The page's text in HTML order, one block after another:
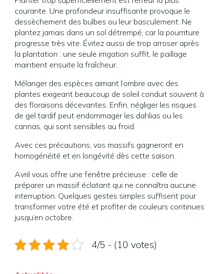
courante. Une profondeur insuffisante provoque le
dessèchement des bulbes ou leur basculement. Ne
plantez jamais dans un sol détrempé, car la pourriture
progresse très vite. Évitez aussi de trop arroser après
la plantation : une seule irrigation suffit, le paillage
maintient ensuite la fraîcheur.
Mélanger des espèces aimant l’ombre avec des
plantes exigeant beaucoup de soleil conduit souvent à
des floraisons décevantes. Enfin, négliger les risques
de gel tardif peut endommager les dahlias ou les
cannas, qui sont sensibles au froid.
Avec ces précautions, vos massifs gagneront en
homogénéité et en longévité dès cette saison.
Avril vous offre une fenêtre précieuse : celle de
préparer un massif éclatant qui ne connaîtra aucune
interruption. Quelques gestes simples suffisent pour
transformer votre été et profiter de couleurs continues
jusqu’en octobre.
4/5 - (10 votes)